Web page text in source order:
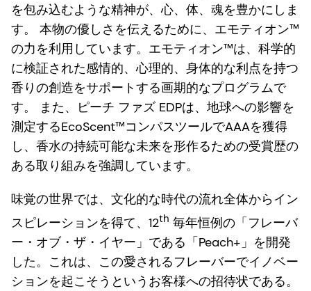
を包み込むような精神が、心、体、魂を豊かにしま
す。 本物の優しさを伝えるために、エモティオン™
の力を利用しています。エモティオン™は、科学的
に検証された感情的、心理的、身体的な利点を持つ
香りの創造をサポートする画期的なプログラムで
す。 また、ピーチ ファズ EDPは、地球への影響を
測定するEcoScent™コンパスツールでAAAを獲得
し、香水の持続可能な未来を形作るための受賞歴の
ある取り組みを強調しています。
味覚の世界では、文化的な時代の流れ全体からイン
スピレーションを得て、12th 毎年恒例の「フレーバ
ー・オブ・ザ・イヤー」である「Peach+」を開発
した。これは、この愛されるフレーバーでイノベー
ションを起こそうというお客様への招待状である。